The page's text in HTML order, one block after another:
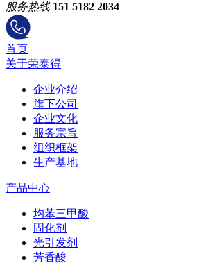
服务热线 151 5182 2034
首页
关于荣泰得
企业介绍
旗下公司
企业文化
服务宗旨
组织框架
生产基地
产品中心
均苯三甲酸
固化剂
光引发剂
芳香酸